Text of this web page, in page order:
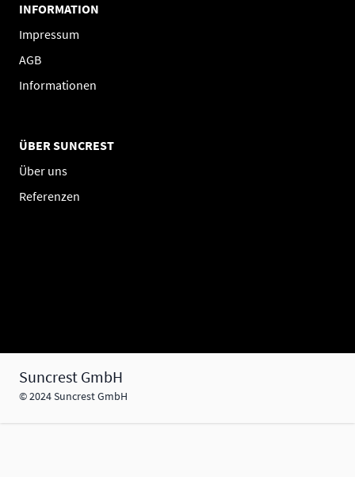
INFORMATION
Impressum
AGB
Informationen
ÜBER SUNCREST
Über uns
Referenzen
Suncrest GmbH
© 2024 Suncrest GmbH